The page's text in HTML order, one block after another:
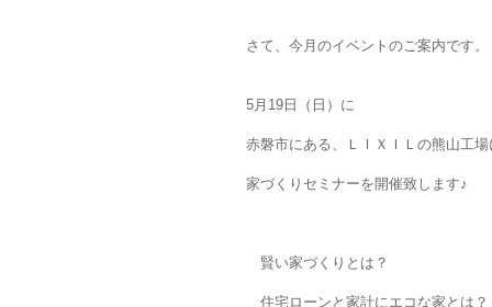
さて、今月のイベントのご案内です。
5月19日（日）に
赤磐市にある、ＬＩＸＩＬの熊山工場
家づくりセミナーを開催致します♪
賢い家づくりとは？
住宅ローンと家計にエコな家とは？